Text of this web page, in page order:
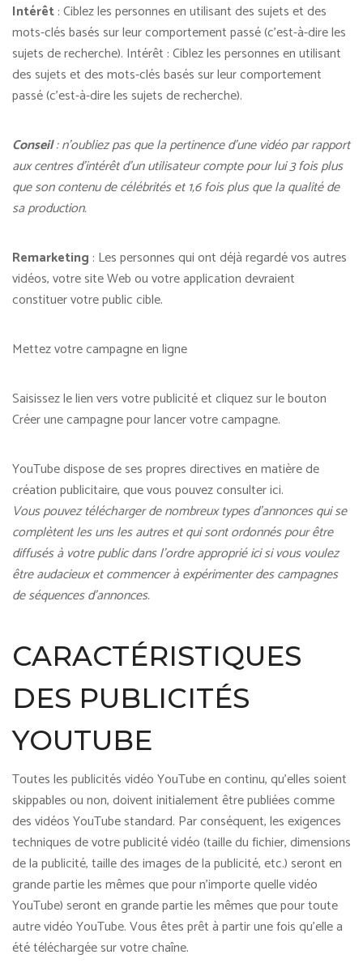
Intérêt: Ciblez les personnes en utilisant des sujets et des
mots-clés basés sur leur comportement passé (c’est-à-dire les
sujets de recherche). Intérêt : Ciblez les personnes en utilisant
des sujets et des mots-clés basés sur leur comportement
passé (c’est-à-dire les sujets de recherche).
Conseil: n’oubliez pas que la pertinence d’une vidéo par rapport
aux centres d’intérêt d’un utilisateur compte pour lui 3 fois plus
que son contenu de célébrités et 1,6 fois plus que la qualité de
sa production.
Remarketing : Les personnes qui ont déjà regardé vos autres
vidéos, votre site Web ou votre application devraient
constituer votre public cible.
Mettez votre campagne en ligne
Saisissez le lien vers votre publicité et cliquez sur le bouton
Créer une campagne pour lancer votre campagne.
YouTube dispose de ses propres directives en matière de
création publicitaire, que vous pouvez consulter ici.
Vous pouvez télécharger de nombreux types d’annonces qui se
complètent les uns les autres et qui sont ordonnés pour être
diffusés à votre public dans l’ordre approprié ici si vous voulez
être audacieux et commencer à expérimenter des campagnes
de séquences d’annonces.
CARACTÉRISTIQUES
DES PUBLICITÉS
YOUTUBE
Toutes les publicités vidéo YouTube en continu, qu’elles soient
skippables ou non, doivent initialement être publiées comme
des vidéos YouTube standard. Par conséquent, les exigences
techniques de votre publicité vidéo (taille du fichier, dimensions
de la publicité, taille des images de la publicité, etc.) seront en
grande partie les mêmes que pour n’importe quelle vidéo
YouTube) seront en grande partie les mêmes que pour toute
autre vidéo YouTube. Vous êtes prêt à partir une fois qu’elle a
été téléchargée sur votre chaîne.